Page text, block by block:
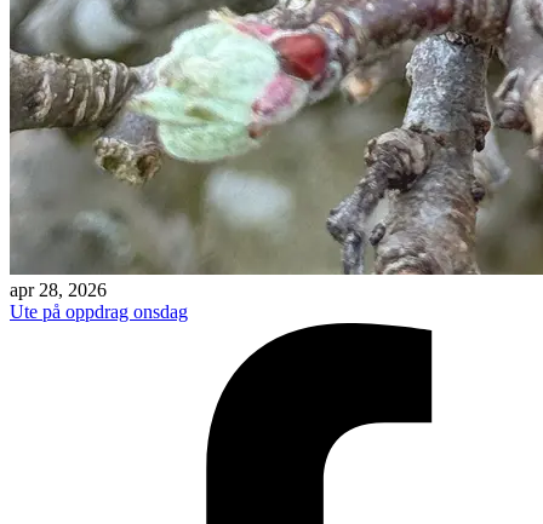
apr 28, 2026
Ute på oppdrag onsdag